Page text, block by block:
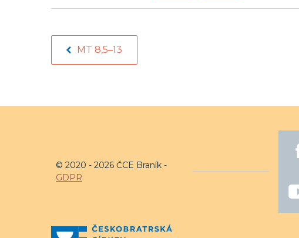
MT 8,5–13
© 2020 - 2026 ČCE Braník -
GDPR